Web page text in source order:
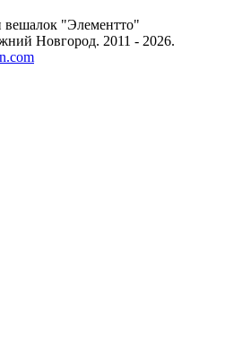
вешалок "Элементто"
Новгород. 2011 - 2026.